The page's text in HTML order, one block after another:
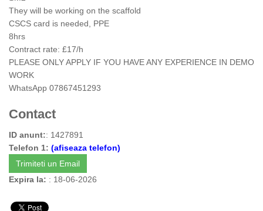
They will be working on the scaffold
CSCS card is needed, PPE
8hrs
Contract rate: £17/h
PLEASE ONLY APPLY IF YOU HAVE ANY EXPERIENCE IN DEMO
WORK
WhatsApp 07867451293
Contact
ID anunt:: 1427891
Telefon 1: (afiseaza telefon)
Trimiteti un Email
Expira la: : 18-06-2026